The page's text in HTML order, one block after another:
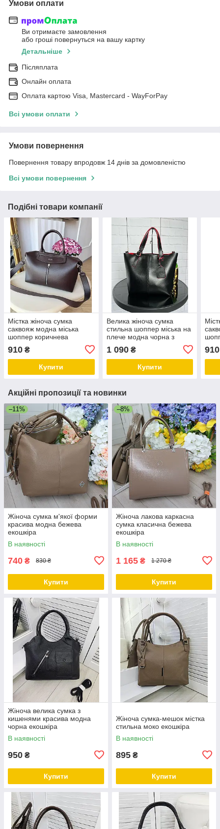
Умови оплати
Ви отримаєте замовлення
або гроші повернуться на вашу картку
Детальніше
Післяплата
Онлайн оплата
Оплата картою Visa, Mastercard - WayForPay
Всі умови оплати
Умови повернення
Повернення товару впродовж 14 днів за домовленістю
Всі умови повернення
Подібні товари компанії
Містка жіноча сумка
саквояж модна міська
шоппер коричнева
910 ₴
Купити
Велика жіноча сумка
стильна шоппер міська на
плече модна чорна з
1 090₴
Купити
910
Акційні пропозиції та новинки
–11%
Жіноча сумка м'якої форми
красива модна бежева
екошкіра
В наявності
740 ₴ 830 ₴
Купити
–8%
Жіноча лакова каркасна
сумка класична бежева
екошкіра
В наявності
1 165 ₴ 1 270 ₴
Купити
Жіноча велика сумка з
кишенями красива модна
чорна екошкіра
В наявності
950 ₴
Купити
Жіноча сумка-мешок містка
стильна моко екошкіра
В наявності
895 ₴
Купити